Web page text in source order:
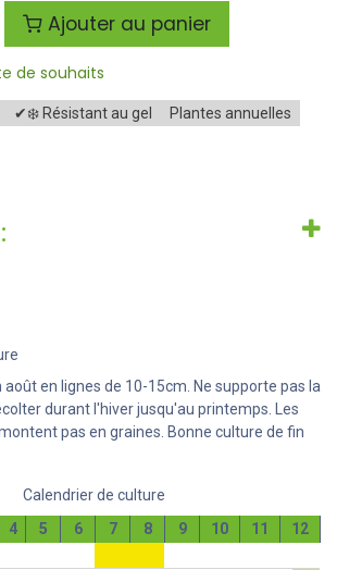
Ajouter au panier
de souhaits
✔❄️ Résistant au gel
Plantes annuelles
en lignes de 10-15cm. Ne supporte pas la
durant l'hiver jusqu'au printemps. Les
pas en graines. Bonne culture de fin
Calendrier de culture
4 5 6 7 8 9 10 11
12